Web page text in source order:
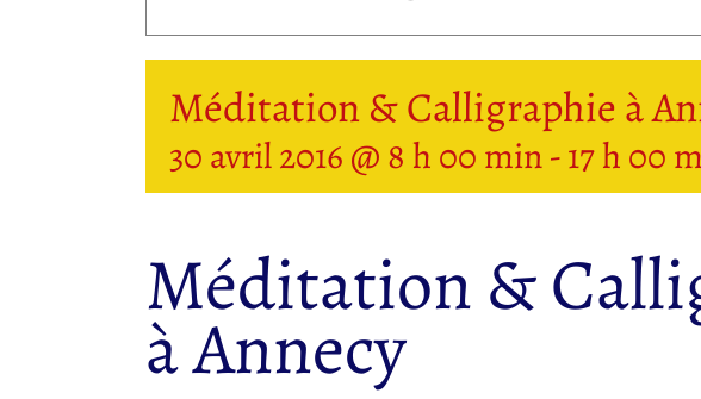
Méditation & Calligraphie à
30 avril 2016 @ 8 h 00 min-17 h 00
Méditation &
à Annecy